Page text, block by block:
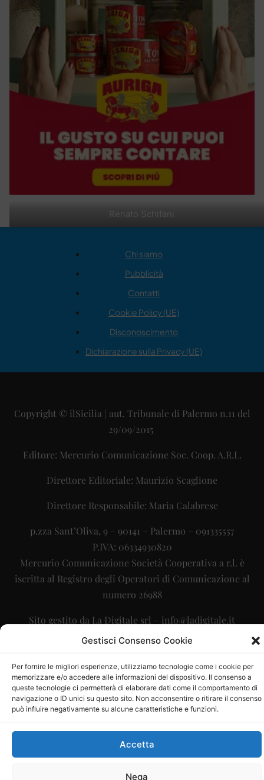
Gestisci Consenso Cookie
Per fornire le migliori esperienze, utilizziamo tecnologie come i cookie per
memorizzare e/o accedere alle informazioni del dispositivo. Il consenso a
queste tecnologie ci permetterà di elaborare dati come il comportamento di
navigazione o ID unici su questo sito. Non acconsentire o ritirare il consenso
può influire negativamente su alcune caratteristiche e funzioni.
Accetta
Nega
Renato Schifani
Chi siamo
Pubblicità
Contatti
Cookie Policy (UE)
Disconoscimento
Dichiarazione sulla Privacy (UE)
Copyright © ilSicilia | aut. Tribunale di Palermo n.11 del
29/09/2015
Editore: Mercurio Comunicazione Soc. Coop. A.R.L.
Direttore Editoriale: Maurizio Scaglione
Direttore Responsabile: Maria Calabrese
p.zza Sant’Oliva, 9 – 90141 – Palermo – 091335557
P.IVA: 06334930820
Mercurio Comunicazione Società Cooperativa a r.l. è
iscritta al Registro degli Operatori di Comunicazione al
numero 26988
Sito gestito da La Digitale srl – info@ladigitale.it